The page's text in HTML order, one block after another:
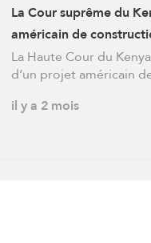
La Cour suprême du
américain de
personnes exposées
La Haute Cour du
d’un projet américain
il y a 2 mois